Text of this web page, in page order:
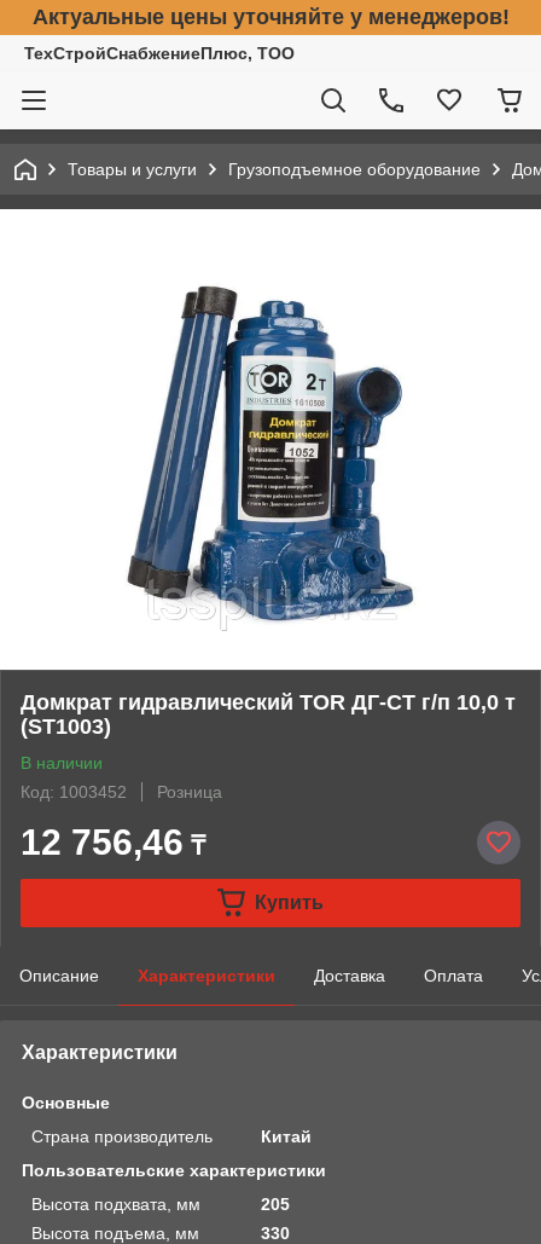
Актуальные цены уточняйте у менеджеров!
ТехСтройСнабжениеПлюс, ТОО
Товары и услуги Грузоподъемное оборудование
Домкрат гидравлический TOR ДГ-CT г/п 10,0 т
(ST1003)
В наличии
Код: 1003452
Розница
12 756,46 ₸
Купить
Описание Характеристики Доставка Оплата
Характеристики
Основные
Страна производитель
Китай
Пользовательские характеристики
Высота подхвата, мм
205
Высота подъема, мм
330